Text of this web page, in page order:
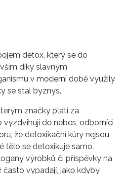
detox, který se do
díky slavným
v moderní době využily
se stal byznys.
značky platí za
do nebes, odborníci
že detoxikační kúry nejsou
tělo se detoxikuje samo.
výrobků či příspěvky na
často vypadají, jako kdyby